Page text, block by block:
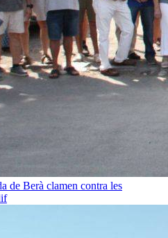
de Berà clamen contra les